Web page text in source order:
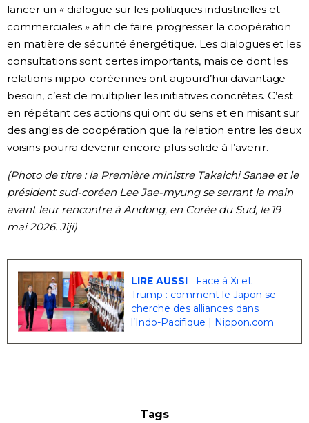
lancer un « dialogue sur les politiques industrielles et
commerciales » afin de faire progresser la coopération
en matière de sécurité énergétique. Les dialogues et les
consultations sont certes importants, mais ce dont les
relations nippo-coréennes ont aujourd’hui davantage
besoin, c’est de multiplier les initiatives concrètes. C’est
en répétant ces actions qui ont du sens et en misant sur
des angles de coopération que la relation entre les deux
voisins pourra devenir encore plus solide à l’avenir.
(Photo de titre : la Première ministre Takaichi Sanae et le
président sud-coréen Lee Jae-myung se serrant la main
avant leur rencontre à Andong, en Corée du Sud, le 19
mai 2026. Jiji)
LIRE AUSSI Face à Xi et
Trump : comment le Japon se
cherche des alliances dans
l’Indo-Pacifique | Nippon.com
Tags